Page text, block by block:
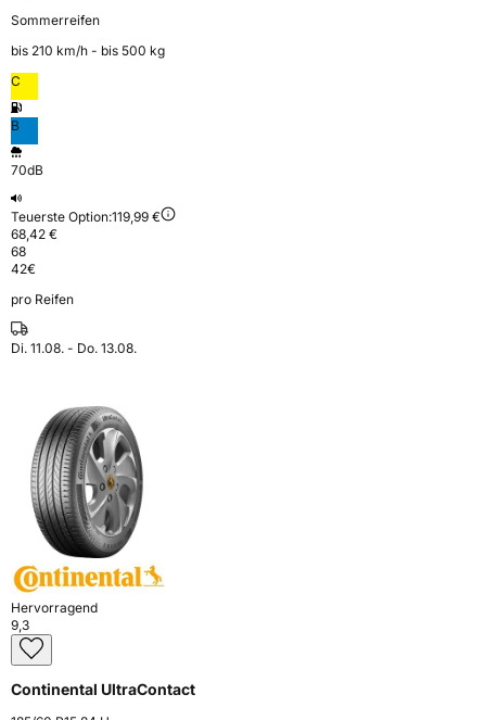
Sommerreifen
bis 210 km⁠/⁠h - bis 500 kg
C
B
70dB
Teuerste Option:119,99 €
68,42 €
68
42€
pro Reifen
Di. 11.08. - Do. 13.08.
Hervorragend
9,3
Continental UltraContact